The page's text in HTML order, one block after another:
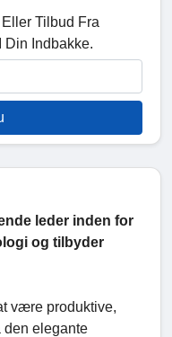
Tilbud Fra
Din Indbakke.
leder inden for
og tilbyder
være produktive,
den elegante